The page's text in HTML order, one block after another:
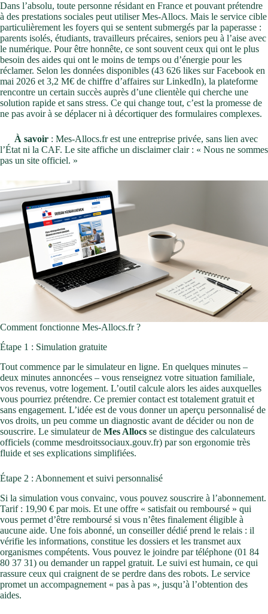
Dans l’absolu, toute personne résidant en France et pouvant prétendre
à des prestations sociales peut utiliser Mes-Allocs. Mais le service cible
particulièrement les foyers qui se sentent submergés par la paperasse :
parents isolés, étudiants, travailleurs précaires, seniors peu à l’aise avec
le numérique. Pour être honnête, ce sont souvent ceux qui ont le plus
besoin des aides qui ont le moins de temps ou d’énergie pour les
réclamer. Selon les données disponibles (43 626 likes sur Facebook en
mai 2026 et 3,2 M€ de chiffre d’affaires sur LinkedIn), la plateforme
rencontre un certain succès auprès d’une clientèle qui cherche une
solution rapide et sans stress. Ce qui change tout, c’est la promesse de
ne pas avoir à se déplacer ni à décortiquer des formulaires complexes.
À savoir : Mes-Allocs.fr est une entreprise privée, sans lien avec
l’État ni la CAF. Le site affiche un disclaimer clair : « Nous ne sommes
pas un site officiel. »
Comment fonctionne Mes-Allocs.fr ?
Étape 1 : Simulation gratuite
Tout commence par le simulateur en ligne. En quelques minutes –
deux minutes annoncées – vous renseignez votre situation familiale,
vos revenus, votre logement. L’outil calcule alors les aides auxquelles
vous pourriez prétendre. Ce premier contact est totalement gratuit et
sans engagement. L’idée est de vous donner un aperçu personnalisé de
vos droits, un peu comme un diagnostic avant de décider ou non de
souscrire. Le simulateur de Mes Allocs se distingue des calculateurs
officiels (comme mesdroitssociaux.gouv.fr) par son ergonomie très
fluide et ses explications simplifiées.
Étape 2 : Abonnement et suivi personnalisé
Si la simulation vous convainc, vous pouvez souscrire à l’abonnement.
Tarif : 19,90 € par mois. Et une offre « satisfait ou remboursé » qui
vous permet d’être remboursé si vous n’êtes finalement éligible à
aucune aide. Une fois abonné, un conseiller dédié prend le relais : il
vérifie les informations, constitue les dossiers et les transmet aux
organismes compétents. Vous pouvez le joindre par téléphone (01 84
80 37 31) ou demander un rappel gratuit. Le suivi est humain, ce qui
rassure ceux qui craignent de se perdre dans des robots. Le service
promet un accompagnement « pas à pas », jusqu’à l’obtention des
aides.